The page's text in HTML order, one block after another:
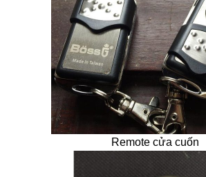
Remote cửa cuốn